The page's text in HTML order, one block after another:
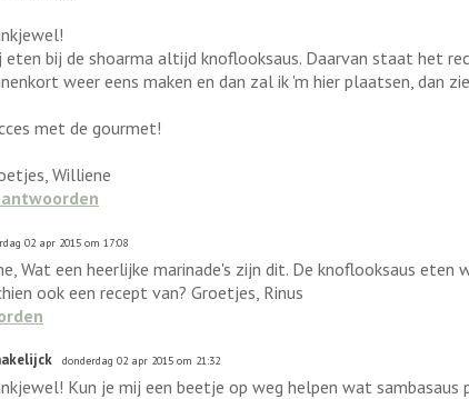
eten bij de shoarma altijd knoflooksaus. Daarvan staat het
weer eens maken en dan zal ik 'm hier plaatsen, dan
met de gourmet!
Williene
02 apr 2015 om 17:08
Wat een heerlijke marinade's zijn dit. De knoflooksaus
ook een recept van? Groetjes, Rinus
donderdag 02 apr 2015 om 21:32
Kun je mij een beetje op weg helpen wat